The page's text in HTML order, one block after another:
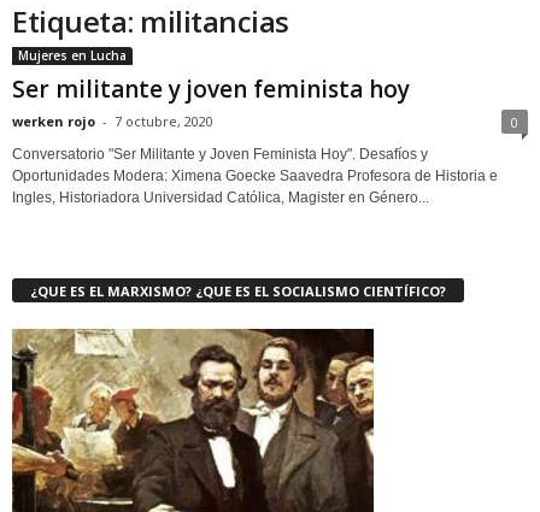
Etiqueta: militancias
Mujeres en Lucha
Ser militante y joven feminista hoy
werken rojo - 7 octubre, 2020 0
Conversatorio "Ser Militante y Joven Feminista Hoy". Desafíos y
Oportunidades Modera: Ximena Goecke Saavedra Profesora de Historia e
Ingles, Historiadora Universidad Católica, Magister en Género...
¿QUE ES EL MARXISMO? ¿QUE ES EL SOCIALISMO CIENTÍFICO?